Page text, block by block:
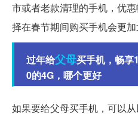
市或者老款清理的手机，优
择在春节期间购买手机会更加
过年给父母买手机，畅
0的4G，哪个更好
如果要给父母买手机，可以